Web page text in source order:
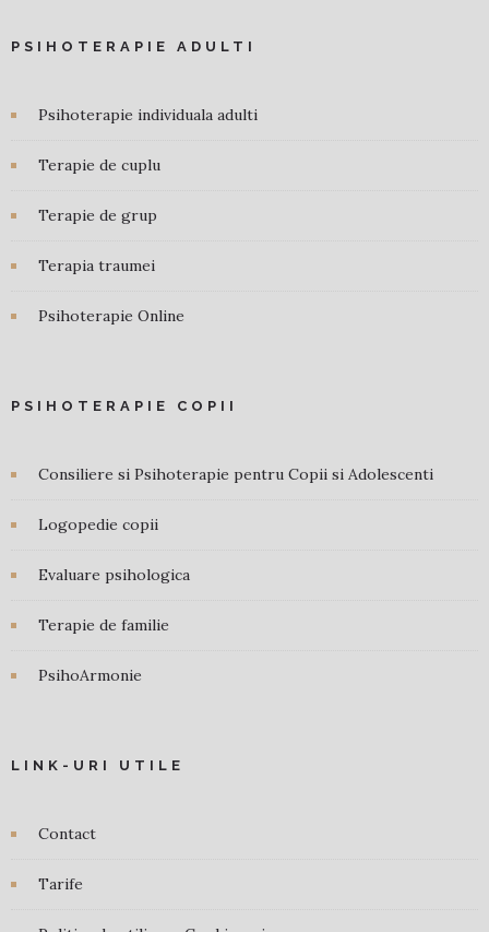
PSIHOTERAPIE ADULTI
Psihoterapie individuala adulti
Terapie de cuplu
Terapie de grup
Terapia traumei
Psihoterapie Online
PSIHOTERAPIE COPII
Consiliere si Psihoterapie pentru Copii si Adolescenti
Logopedie copii
Evaluare psihologica
Terapie de familie
PsihoArmonie
LINK-URI UTILE
Contact
Tarife